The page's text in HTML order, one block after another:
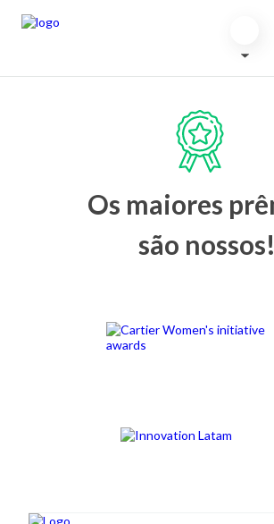
Os maiores
são nossos!